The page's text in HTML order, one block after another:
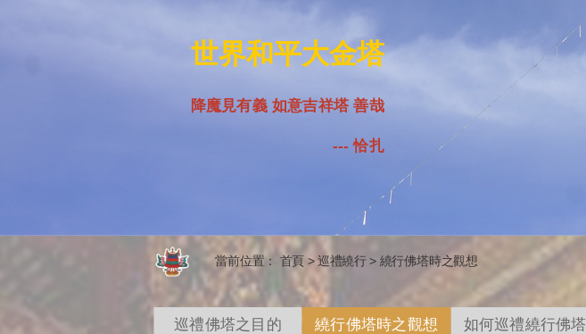
世界和平大金塔
降魔見有義 如意吉祥塔 善哉
--- 恰扎
當前位置： 首頁 > 巡禮繞行> 繞行佛塔時之觀想
巡禮佛塔之目的 繞行佛塔時之觀想 如何巡禮繞行佛塔